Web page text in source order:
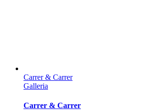
Carrer & Carrer
Galleria
Carrer & Carrer